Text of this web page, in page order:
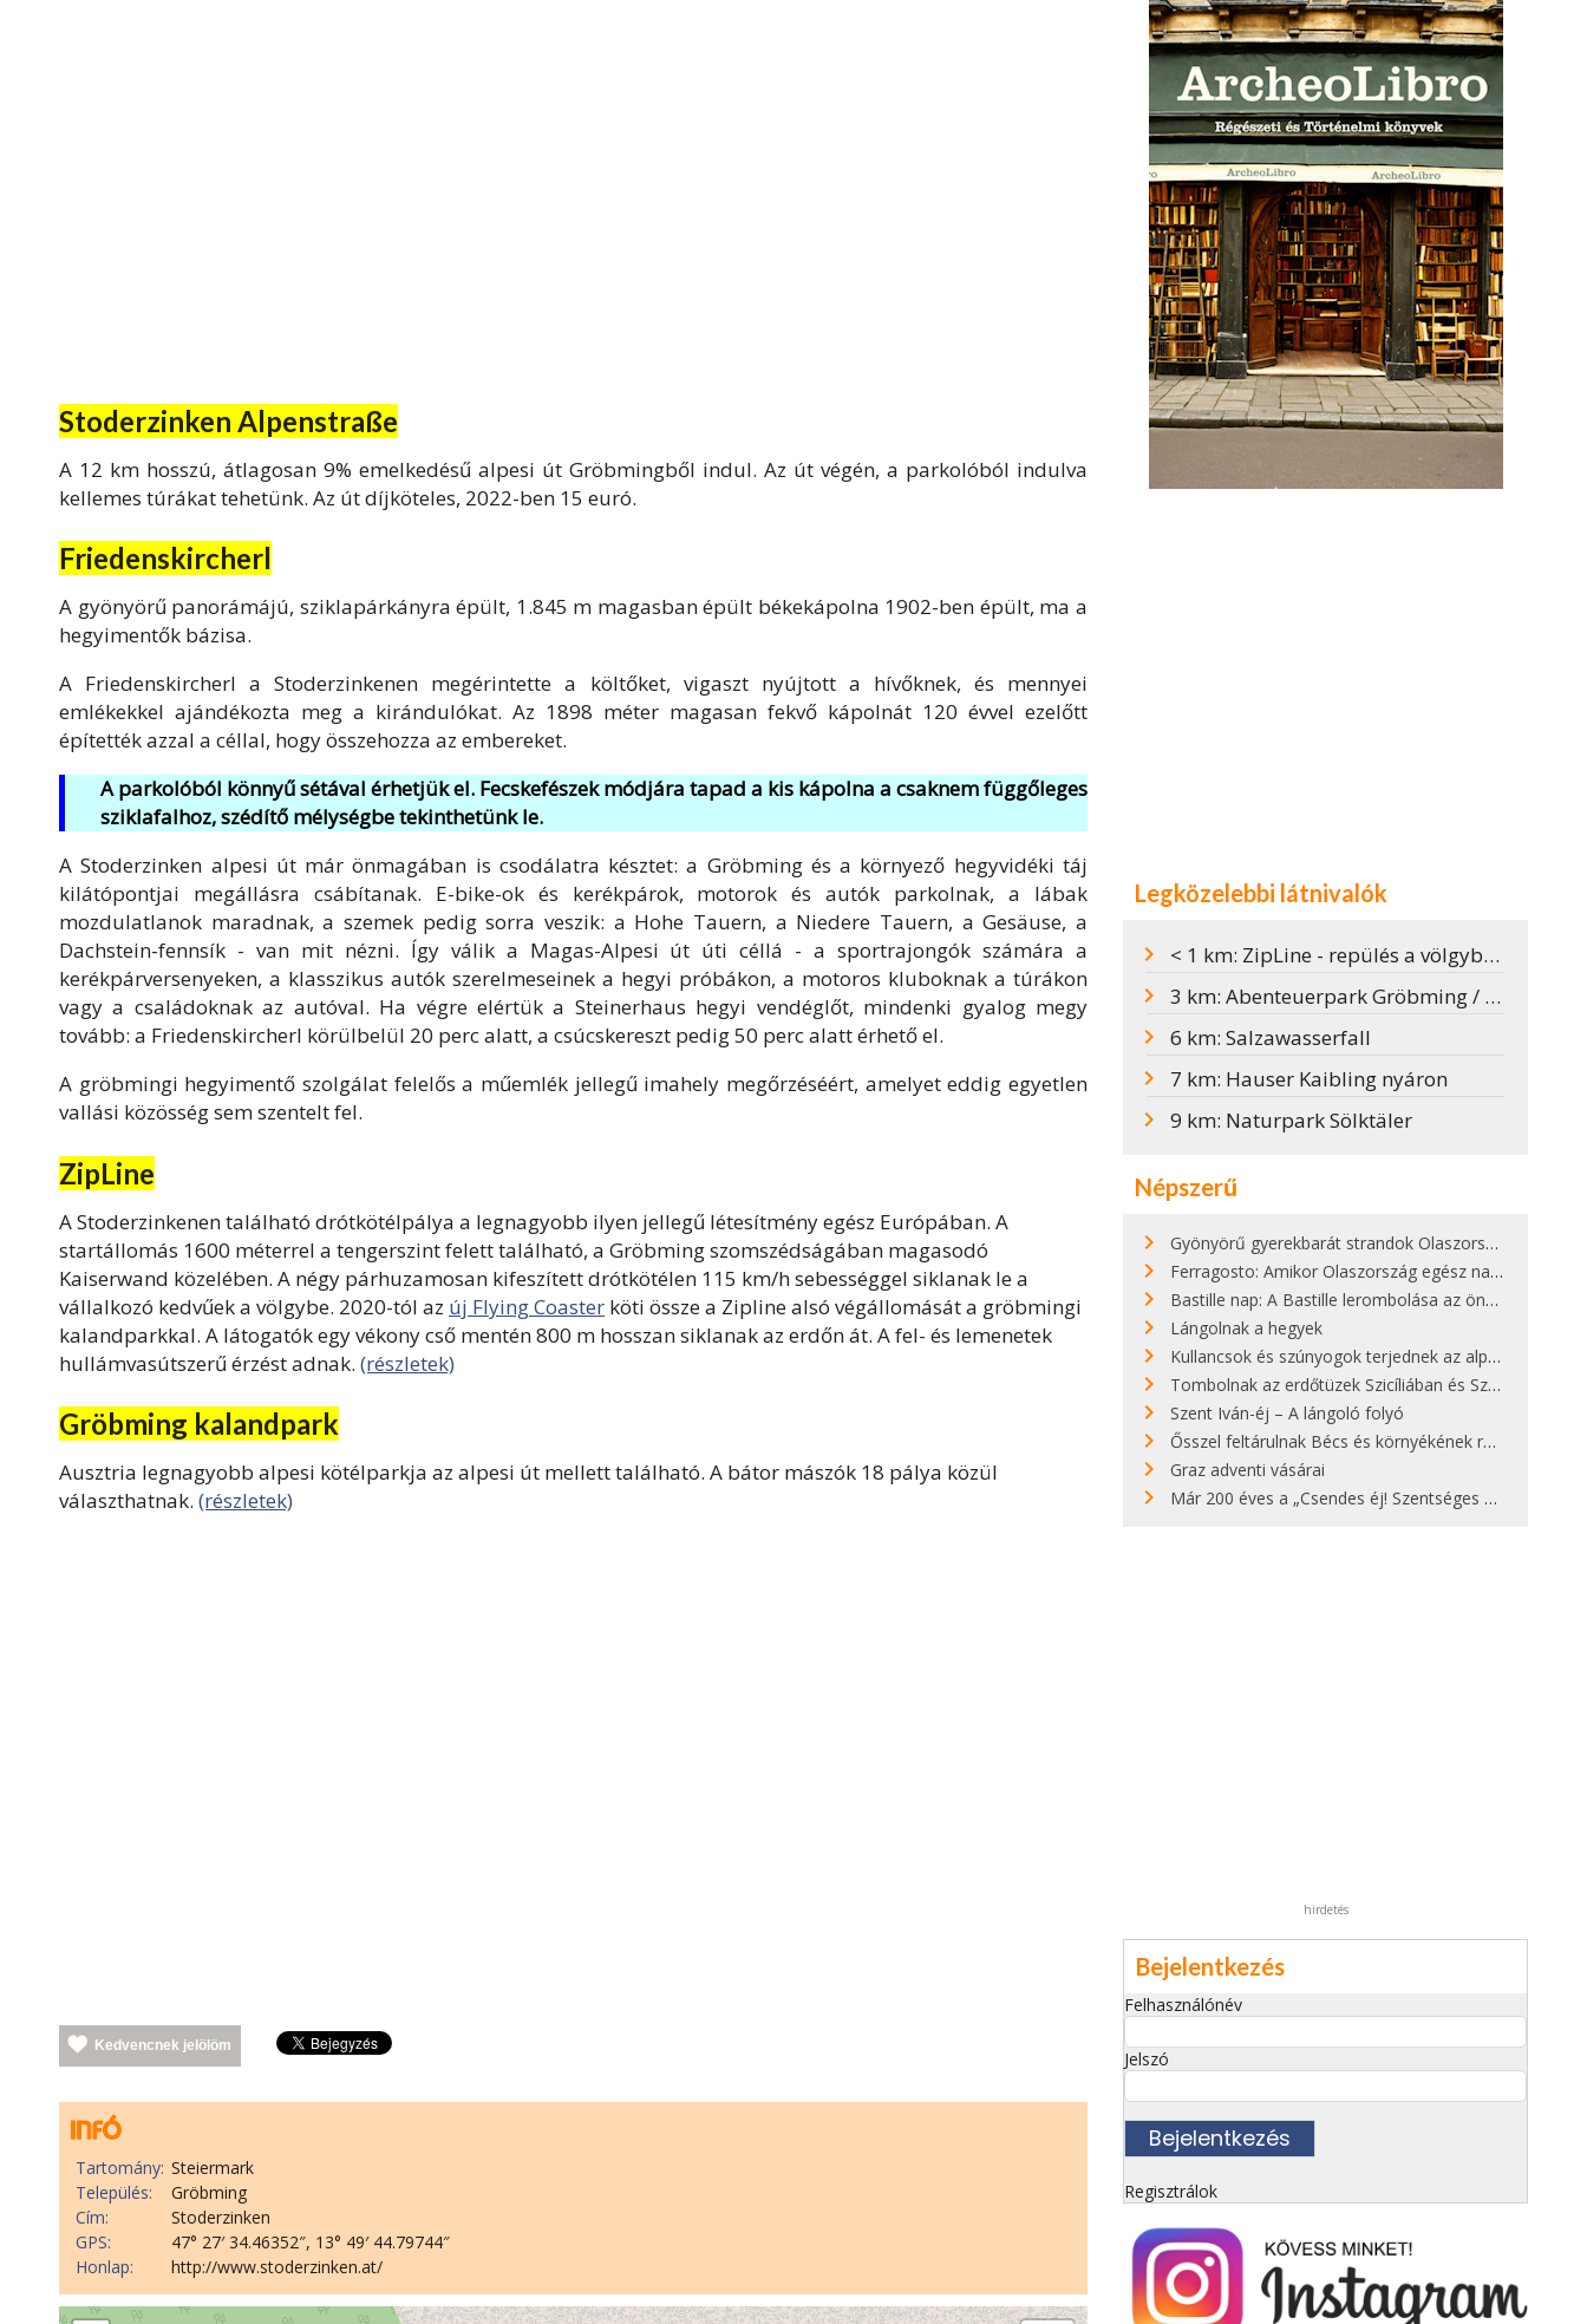
Stoderzinken Alpenstraße
A 12 km hosszú, átlagosan 9% emelkedésű alpesi út Gröbmingből indul. Az út végén, a parkolóból indulva
kellemes túrákat tehetünk. Az út díjköteles, 2022-ben 15 euró.
Friedenskircherl
A gyönyörű panorámájú, sziklapárkányra épült, 1.845 m magasban épült békekápolna 1902-ben épült, ma a
hegyimentők bázisa.
A Friedenskircherl a Stoderzinkenen megérintette a költőket, vigaszt nyújtott a hívőknek, és mennyei
emlékekkel ajándékozta meg a kirándulókat. Az 1898 méter magasan fekvő kápolnát 120 évvel ezelőtt
építették azzal a céllal, hogy összehozza az embereket.
A parkolóból könnyű sétával érhetjük el. Fecskefészek módjára tapad a kis kápolna a csaknem függőleges
sziklafalhoz, szédítő mélységbe tekinthetünk le.
A Stoderzinken alpesi út már önmagában is csodálatra késztet: a Gröbming és a környező hegyvidéki táj
kilátópontjai megállásra csábítanak. E-bike-ok és kerékpárok, motorok és autók parkolnak, a lábak
mozdulatlanok maradnak, a szemek pedig sorra veszik: a Hohe Tauern, a Niedere Tauern, a Gesäuse, a
Dachstein-fennsík - van mit nézni. Így válik a Magas-Alpesi út úti céllá - a sportrajongók számára a
kerékpárversenyeken, a klasszikus autók szerelmeseinek a hegyi próbákon, a motoros kluboknak a túrákon
vagy a családoknak az autóval. Ha végre elértük a Steinerhaus hegyi vendéglőt, mindenki gyalog megy
tovább: a Friedenskircherl körülbelül 20 perc alatt, a csúcskereszt pedig 50 perc alatt érhető el.
A gröbmingi hegyimentő szolgálat felelős a műemlék jellegű imahely megőrzéséért, amelyet eddig egyetlen
vallási közösség sem szentelt fel.
ZipLine
A Stoderzinkenen található drótkötélpálya a legnagyobb ilyen jellegű létesítmény egész Európában. A
startállomás 1600 méterrel a tengerszint felett található, a Gröbming szomszédságában magasodó
Kaiserwand közelében. A négy párhuzamosan kifeszített drótkötélen 115 km/h sebességgel siklanak le a
vállalkozó kedvűek a völgybe. 2020-tól az új Flying Coaster köti össze a Zipline alsó végállomását a gröbmingi
kalandparkkal. A látogatók egy vékony cső mentén 800 m hosszan siklanak az erdőn át. A fel- és lemenetek
hullámvasútszerű érzést adnak. (részletek)
Gröbming kalandpark
Ausztria legnagyobb alpesi kötélparkja az alpesi út mellett található. A bátor mászók 18 pálya közül
választhatnak. (részletek)
Kedvencnek jelölöm
Tartomány: Steiermark
Település:
Gröbming
Cím:
Stoderzinken
GPS:
47° 27′ 34.46352″, 13° 49′ 44.79744″
Honlap:
http://www.stoderzinken.at/
Legközelebbi látnivalók
< 1 km: ZipLine - repülés a völgybe Stoderzinkenen
3 km: Abenteuerpark Gröbming / Gröbmingi Kalandpark
6 km: Salzawasserfall
7 km: Hauser Kaibling nyáron
9 km: Naturpark Sölktäler
Népszerű
Gyönyörű gyerekbarát strandok Olaszországban - megmutatjuk a 15 legjobbat
Ferragosto: Amikor Olaszország egész nap nyaral
Bastille nap: A Bastille lerombolása az önkényuralom végét jelentette
Lángolnak a hegyek
Kullancsok és szúnyogok terjednek az alpesi legelőkön
Tombolnak az erdőtüzek Szicíliában és Szardínián
Szent Iván-éj – A lángoló folyó
Ősszel feltárulnak Bécs és környékének rendkívüli építészeti kincsei
Graz adventi vásárai
Már 200 éves a „Csendes éj! Szentséges éj!”
hirdetés
Bejelentkezés
Felhasználónév
Jelszó
Regisztrálok